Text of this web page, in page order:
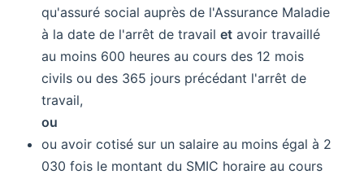
qu'assuré social auprès de l'Assurance Maladie
à la date de l'arrêt de travailet avoir travaillé
au moins 600 heures au cours des 12 mois
civils ou des 365 jours précédant l'arrêt de
travail,
ou
ou avoir cotisé sur un salaire au moins égal à 2
030 fois le montant du SMIC horaire au cours